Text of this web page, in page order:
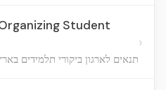
Student
תנאים לארגון ביקורי תלמידים
›